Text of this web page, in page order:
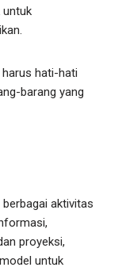
untuk
hati-hati
barang yang
aktivitas
proyeksi,
untuk